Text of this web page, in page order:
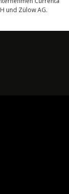
und Zülow AG.